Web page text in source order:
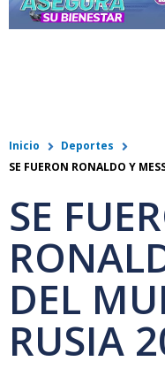
Inicio
Deportes
SE FUERON RONALDO Y
SE
DEL
RUSIA